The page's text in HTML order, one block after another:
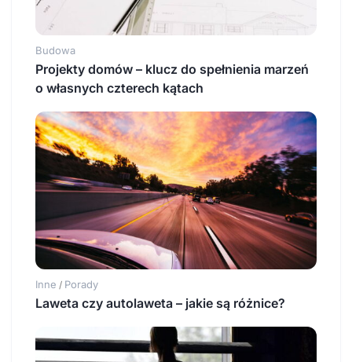
Budowa
Projekty domów – klucz do spełnienia marzeń
o własnych czterech kątach
Inne / Porady
Laweta czy autolaweta – jakie są różnice?